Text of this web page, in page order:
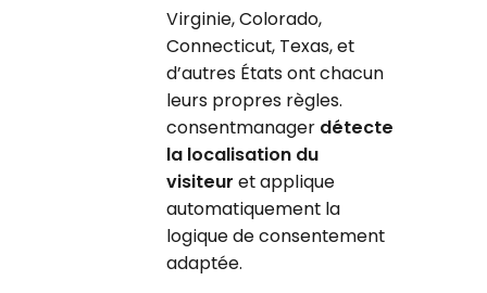
Virginie, Colorado,
Connecticut, Texas, et
d’autres États ont chacun
leurs propres règles.
consentmanager détecte
la localisation du
visiteur et applique
automatiquement la
logique de consentement
adaptée.